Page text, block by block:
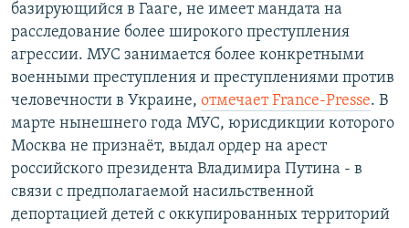
базирующийся в Гааге, не имеет мандата на
расследование более широкого преступления
агрессии. МУС занимается более конкретными
военными преступления и преступлениями против
человечности в Украине, отмечает France-Presse. В
марте нынешнего года МУС, юрисдикции которого
Москва не признаёт, выдал ордер на арест
российского президента Владимира Путина - в
связи с предполагаемой насильственной
депортацией детей с оккупированных территорий